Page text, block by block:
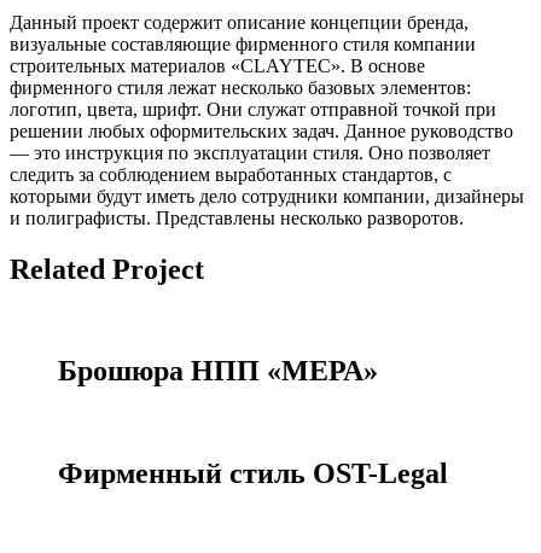
Данный проект содержит описание концепции бренда,
визуальные составляющие фирменного стиля компании
строительных материалов «CLAYTEC». В основе
фирменного стиля лежат несколько базовых элементов:
логотип, цвета, шрифт. Они служат отправной точкой при
решении любых оформительских задач. Данное руководство
— это инструкция по эксплуатации стиля. Оно позволяет
следить за соблюдением выработанных стандартов, с
которыми будут иметь дело сотрудники компании, дизайнеры
и полиграфисты. Представлены несколько разворотов.
Related Project
Брошюра НПП «МЕРА»
Фирменный стиль OST-Legal